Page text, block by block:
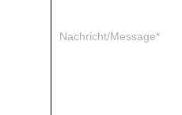
Nachricht/Message*